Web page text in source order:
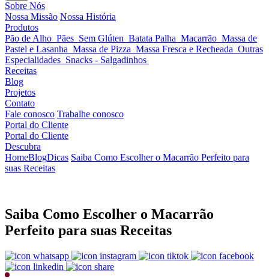
Sobre Nós
Nossa Missão Nossa História
Produtos
Pão de Alho Pães Sem Glúten Batata Palha Macarrão Massa de
Pastel e Lasanha Massa de Pizza Massa Fresca e Recheada Outras
Especialidades Snacks - Salgadinhos
Receitas
Blog
Projetos
Contato
Fale conosco Trabalhe conosco
Portal do Cliente
Portal do Cliente
Descubra
HomeBlogDicas Saiba Como Escolher o Macarrão Perfeito para
suas Receitas
Saiba Como Escolher o Macarrão
Perfeito para suas Receitas